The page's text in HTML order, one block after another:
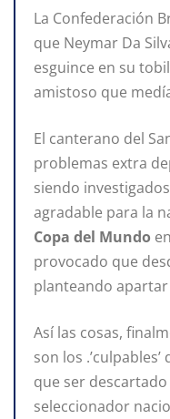
La Confederación
que Neymar Da
esguince en su
amistoso que
El canterano del
problemas extra
siendo
agradable para la
Copa del Mundo
provocado que
planteando apartar
Así las cosas,
son los
que ser
seleccionador